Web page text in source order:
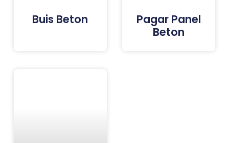
Buis Beton
Pagar Panel
Beton